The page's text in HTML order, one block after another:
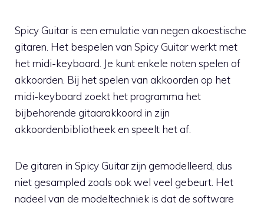
Spicy Guitar is een emulatie van negen akoestische
gitaren. Het bespelen van Spicy Guitar werkt met
het midi-keyboard. Je kunt enkele noten spelen of
akkoorden. Bij het spelen van akkoorden op het
midi-keyboard zoekt het programma het
bijbehorende gitaarakkoord in zijn
akkoordenbibliotheek en speelt het af.
De gitaren in Spicy Guitar zijn gemodelleerd, dus
niet gesampled zoals ook wel veel gebeurt. Het
nadeel van de modeltechniek is dat de software